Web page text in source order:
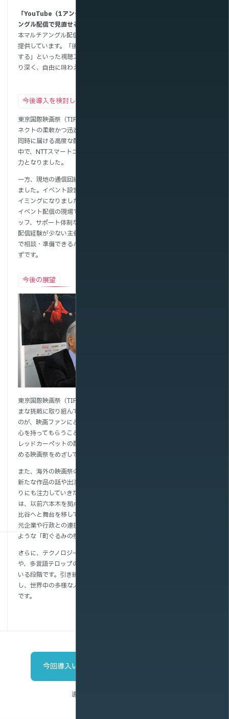
「YouTube（1アングル配信）で見て気になったところを、マルチア
ングル配信で見直せるのが便利」
本マルチアングル配信では、ライブ配信に加えてオンデマンド配信も
提供しています。「後からじっくり楽しむ」「気になる場面を深掘り
する」といった視聴スタイルを可能にすることで、映画祭の魅力をよ
り深く、自由に味わえる新たな扉を開いています。
今後導入を検討している企業様へのアドバイス
東京国際映画祭（TIFF）でのマルチアングル配信は、NTTスマートコ
ネクトの柔軟かつ迅速なサポートによって支えられました。多視点を
同時に届ける高度な配信には、技術面での緻密な対応が不可欠。その
中で、NTTスマートコネクトの確かな技術力とサポート体制が大きな
力となりました。
一方、現地の通信回線の準備は東京国際映画祭（TIFF）が自ら手配し
ました。イベント設営のスケジュールにあわせ、回線設置は直前のタ
イミングになりましたが、そこにはやはり一定の不安がありました。
イベント配信の現場では、インターネット回線、配信機材、技術スタ
ッフ、サポート体制など、準備すべき要素が多岐にわたります。特に
配信経験が少ない主催者にとっては、そうした要素を分断せず、一括
で相談・準備できるパートナーがいることは大きな安心材料となるは
ずです。
今後の展望
東京国際映画祭（TIFF）は今後、さらなる進化を遂げるべく、さまざ
まな挑戦に取り組んでいく予定です。まず大きなテーマとして掲げる
のが、映画ファンにとどまらず、一般のお客様にも、もっと興味・関
心を持ってもらうこと。具体的にはSNSの活用や、毎年進化を続ける
レッドカーペットの配信に一層力を入れ、誰もが参加しやすく、楽し
める映画祭をめざしていきたいです。
また、海外の映画祭のように、世界中の映画人がふらっと立ち寄り、
新たな作品の話や出演依頼が自然に生まれるような「交流の場」づく
りにも注力していきたいと考えています。東京国際映画祭（TIFF）
は、以前六本木を拠点としていましたが、現在は東京の中心に近い日
比谷へと舞台を移しています。この新しいロケーションを生かし、地
元企業や行政との連携を強化し、地域全体が映画を通じて成長できる
ような「町ぐるみの祭典」をめざしています。
さらに、テクノロジーの活用も重要な課題です。顔認識技術の導入
や、多言語テロップの自動翻訳サービスとの連携など、検討を始めて
いる段階です。引き続き映画の可能性を発信し続け、町とともに進化
し、世界中の多様な人々をつなぐ架け橋となる未来を描いていきたい
です。
今回導入いただいたサービスの詳細はこちら
導入事例一覧を見る